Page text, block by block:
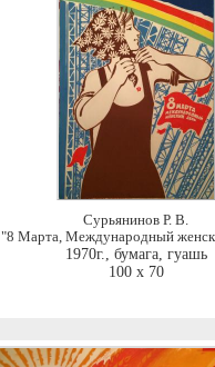
Сурьянинов Р. В.
"8 Марта, Международный
1970г., бумага, гуашь
100 x 70